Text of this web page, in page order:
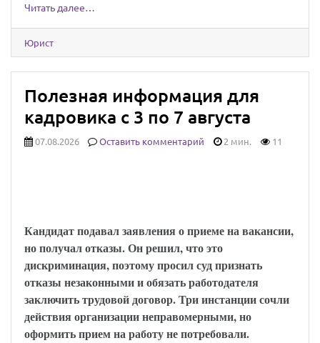
Читать далее…
Юрист
Полезная информация для
кадровика с 3 по 7 августа
07.08.2026 Оставить комментарий 2 мин. 11
Кандидат подавал заявления о приеме на вакансии,
но получал отказы. Он решил, что это
дискриминация, поэтому просил суд признать
отказы незаконными и обязать работодателя
заключить трудовой договор. Три инстанции сочли
действия организации неправомерными, но
оформить прием на работу не потребовали.